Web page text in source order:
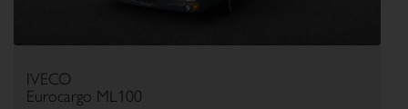
IVECO
Eurocargo ML100